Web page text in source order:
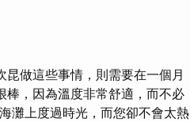
昆做這些事情，則需要在一個月
棒，因為溫度非常舒適，而不必
灘上度過時光，而您卻不會太熱